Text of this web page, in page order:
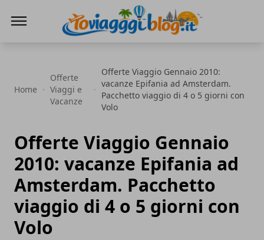
Home
Offerte
Viaggi e
Vacanze
Offerte Viaggio Gennaio 2010:
vacanze Epifania ad Amsterdam.
Pacchetto viaggio di 4 o 5 giorni con
Volo
Offerte Viaggio Gennaio
2010: vacanze Epifania ad
Amsterdam. Pacchetto
viaggio di 4 o 5 giorni con
Volo